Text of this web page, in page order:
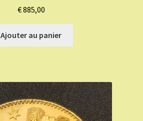
€885,00
Ajouter au panier